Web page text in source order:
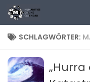
Zum Inhalt
SCHLAGWÖRTER: